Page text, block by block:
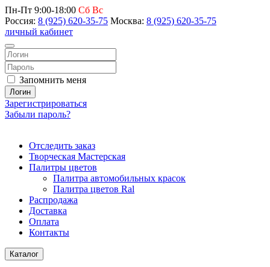
Пн-Пт 9:00-18:00 Сб Вс
Россия: 8 (925) 620-35-75 Москва: 8 (925) 620-35-75
личный кабинет
Запомнить меня
Логин
Зарегистрироваться
Забыли пароль?
Отследить заказ
Творческая Мастерская
Палитры цветов
Палитра автомобильных красок
Палитра цветов Ral
Распродажа
Доставка
Оплата
Контакты
Каталог